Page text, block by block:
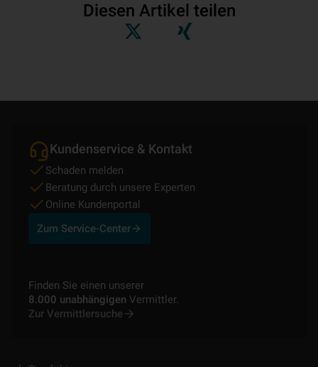
Diesen Artikel teilen
Kundenservice & Kontakt
Schaden melden
Beratung durch unsere Experten
Online Kundenportal
Zum Service-Center
Finden Sie einen unserer
8.000 unabhängigen Vermittler.
Zur Vermittlersuche